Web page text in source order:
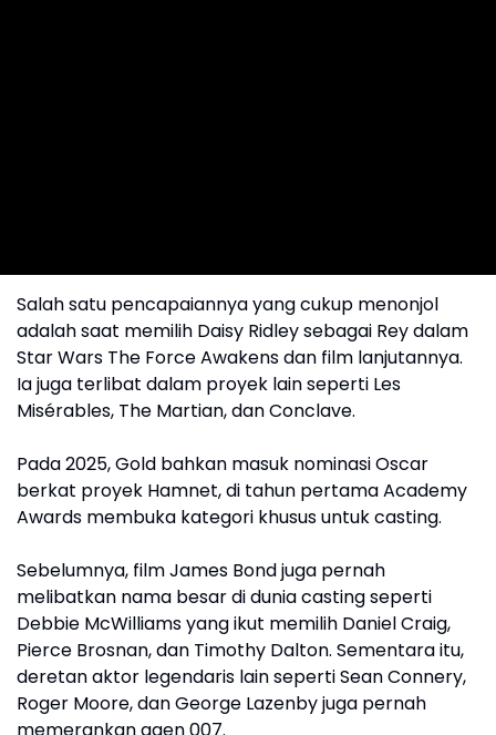
Salah satu pencapaiannya yang cukup menonjol
adalah saat memilih Daisy Ridley sebagai Rey dalam
Star Wars The Force Awakens dan film lanjutannya.
Ia juga terlibat dalam proyek lain seperti Les
Misérables, The Martian, dan Conclave.
Pada 2025, Gold bahkan masuk nominasi Oscar
berkat proyek Hamnet, di tahun pertama Academy
Awards membuka kategori khusus untuk casting.
Sebelumnya, film James Bond juga pernah
melibatkan nama besar di dunia casting seperti
Debbie McWilliams yang ikut memilih Daniel Craig,
Pierce Brosnan, dan Timothy Dalton. Sementara itu,
deretan aktor legendaris lain seperti Sean Connery,
Roger Moore, dan George Lazenby juga pernah